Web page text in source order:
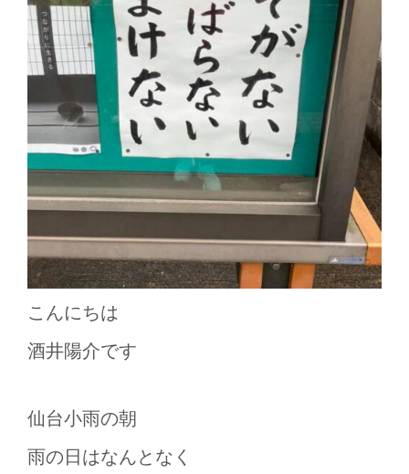
こんにちは
酒井陽介です
仙台小雨の朝
雨の日はなんとなく